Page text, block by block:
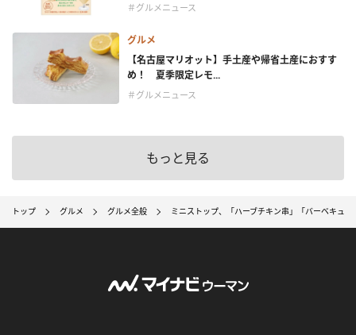
＃グルメニュース
グルメ
【名古屋マリオット】手土産や帰省土産におすす
め！ 夏季限定レモ...
＃グルメニュース
もっと見る
トップ グルメ グルメ全般 ミニストップ、「ハーブチキン串」「バーベキュ